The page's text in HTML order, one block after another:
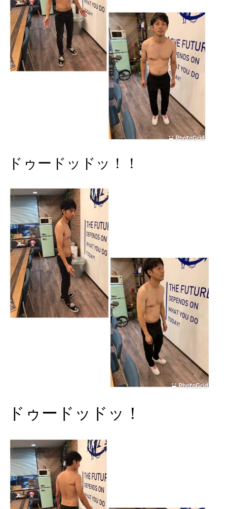
ドゥードッドッ！！
ドゥードッドッ！